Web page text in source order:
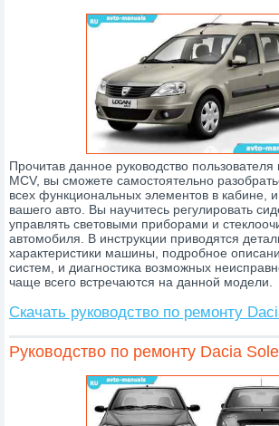
Прочитав данное руководство
MCV, вы сможете самостоятельно
всех функциональных элементов в кабине,
вашего авто. Вы научитесь регулировать
управлять световыми приборами и
автомобиля. В инструкции приводятся
характеристики машины, подробное
систем, и диагностика возможных
чаще всего встречаются на данной модели.
Скачать руководство по ремонту
Руководство по ремонту Dacia